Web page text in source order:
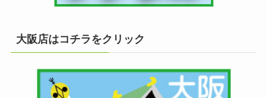
大阪店はコチラをクリック